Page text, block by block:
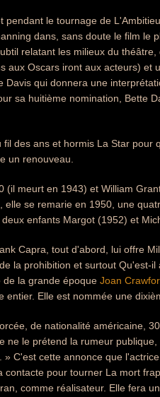
le tournage de
dans, sans doute le film le
relatant les milieux du
Oscars iront aux acteurs) et
qui donnera une
sa huitième nomination, Bette
des ans et hormis La Star pour
un renouveau.
meurt en 1943) et William
elle se remarie en 1950, une
enfants Margot (1952) et
Capra, tout d'abord, lui offre
la prohibition et surtout Qu'est-
la grande époque Joan
Elle est nommée une
de nationalité américaine,
le prétend la rumeur publique,
C'est cette annonce que
contacte pour tourner La mort
comme réalisateur. Elle fera